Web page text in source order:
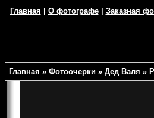
Главная О фотографе| Заказная
Главная » Фотоочерки » Дед Валя »